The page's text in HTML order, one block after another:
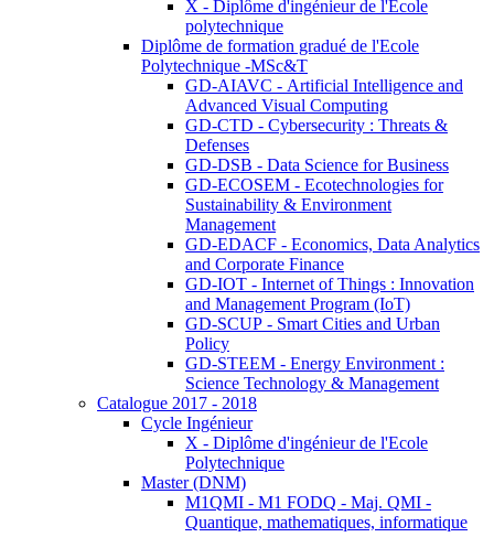
X - Diplôme d'ingénieur de l'Ecole
polytechnique
Diplôme de formation gradué de l'Ecole
Polytechnique -MSc&T
GD-AIAVC - Artificial Intelligence and
Advanced Visual Computing
GD-CTD - Cybersecurity : Threats &
Defenses
GD-DSB - Data Science for Business
GD-ECOSEM - Ecotechnologies for
Sustainability & Environment
Management
GD-EDACF - Economics, Data Analytics
and Corporate Finance
GD-IOT - Internet of Things : Innovation
and Management Program (IoT)
GD-SCUP - Smart Cities and Urban
Policy
GD-STEEM - Energy Environment :
Science Technology & Management
Catalogue 2017 - 2018
Cycle Ingénieur
X - Diplôme d'ingénieur de l'Ecole
Polytechnique
Master (DNM)
M1QMI - M1 FODQ - Maj. QMI -
Quantique, mathematiques, informatique